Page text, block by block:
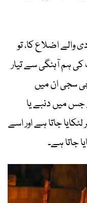
والے اضلاع کا، تو
ہم آہنگی سے تیار
سجی ان میں
جس میں دنبے یا
جاتا ہے اور اسے
جاتا ہے۔